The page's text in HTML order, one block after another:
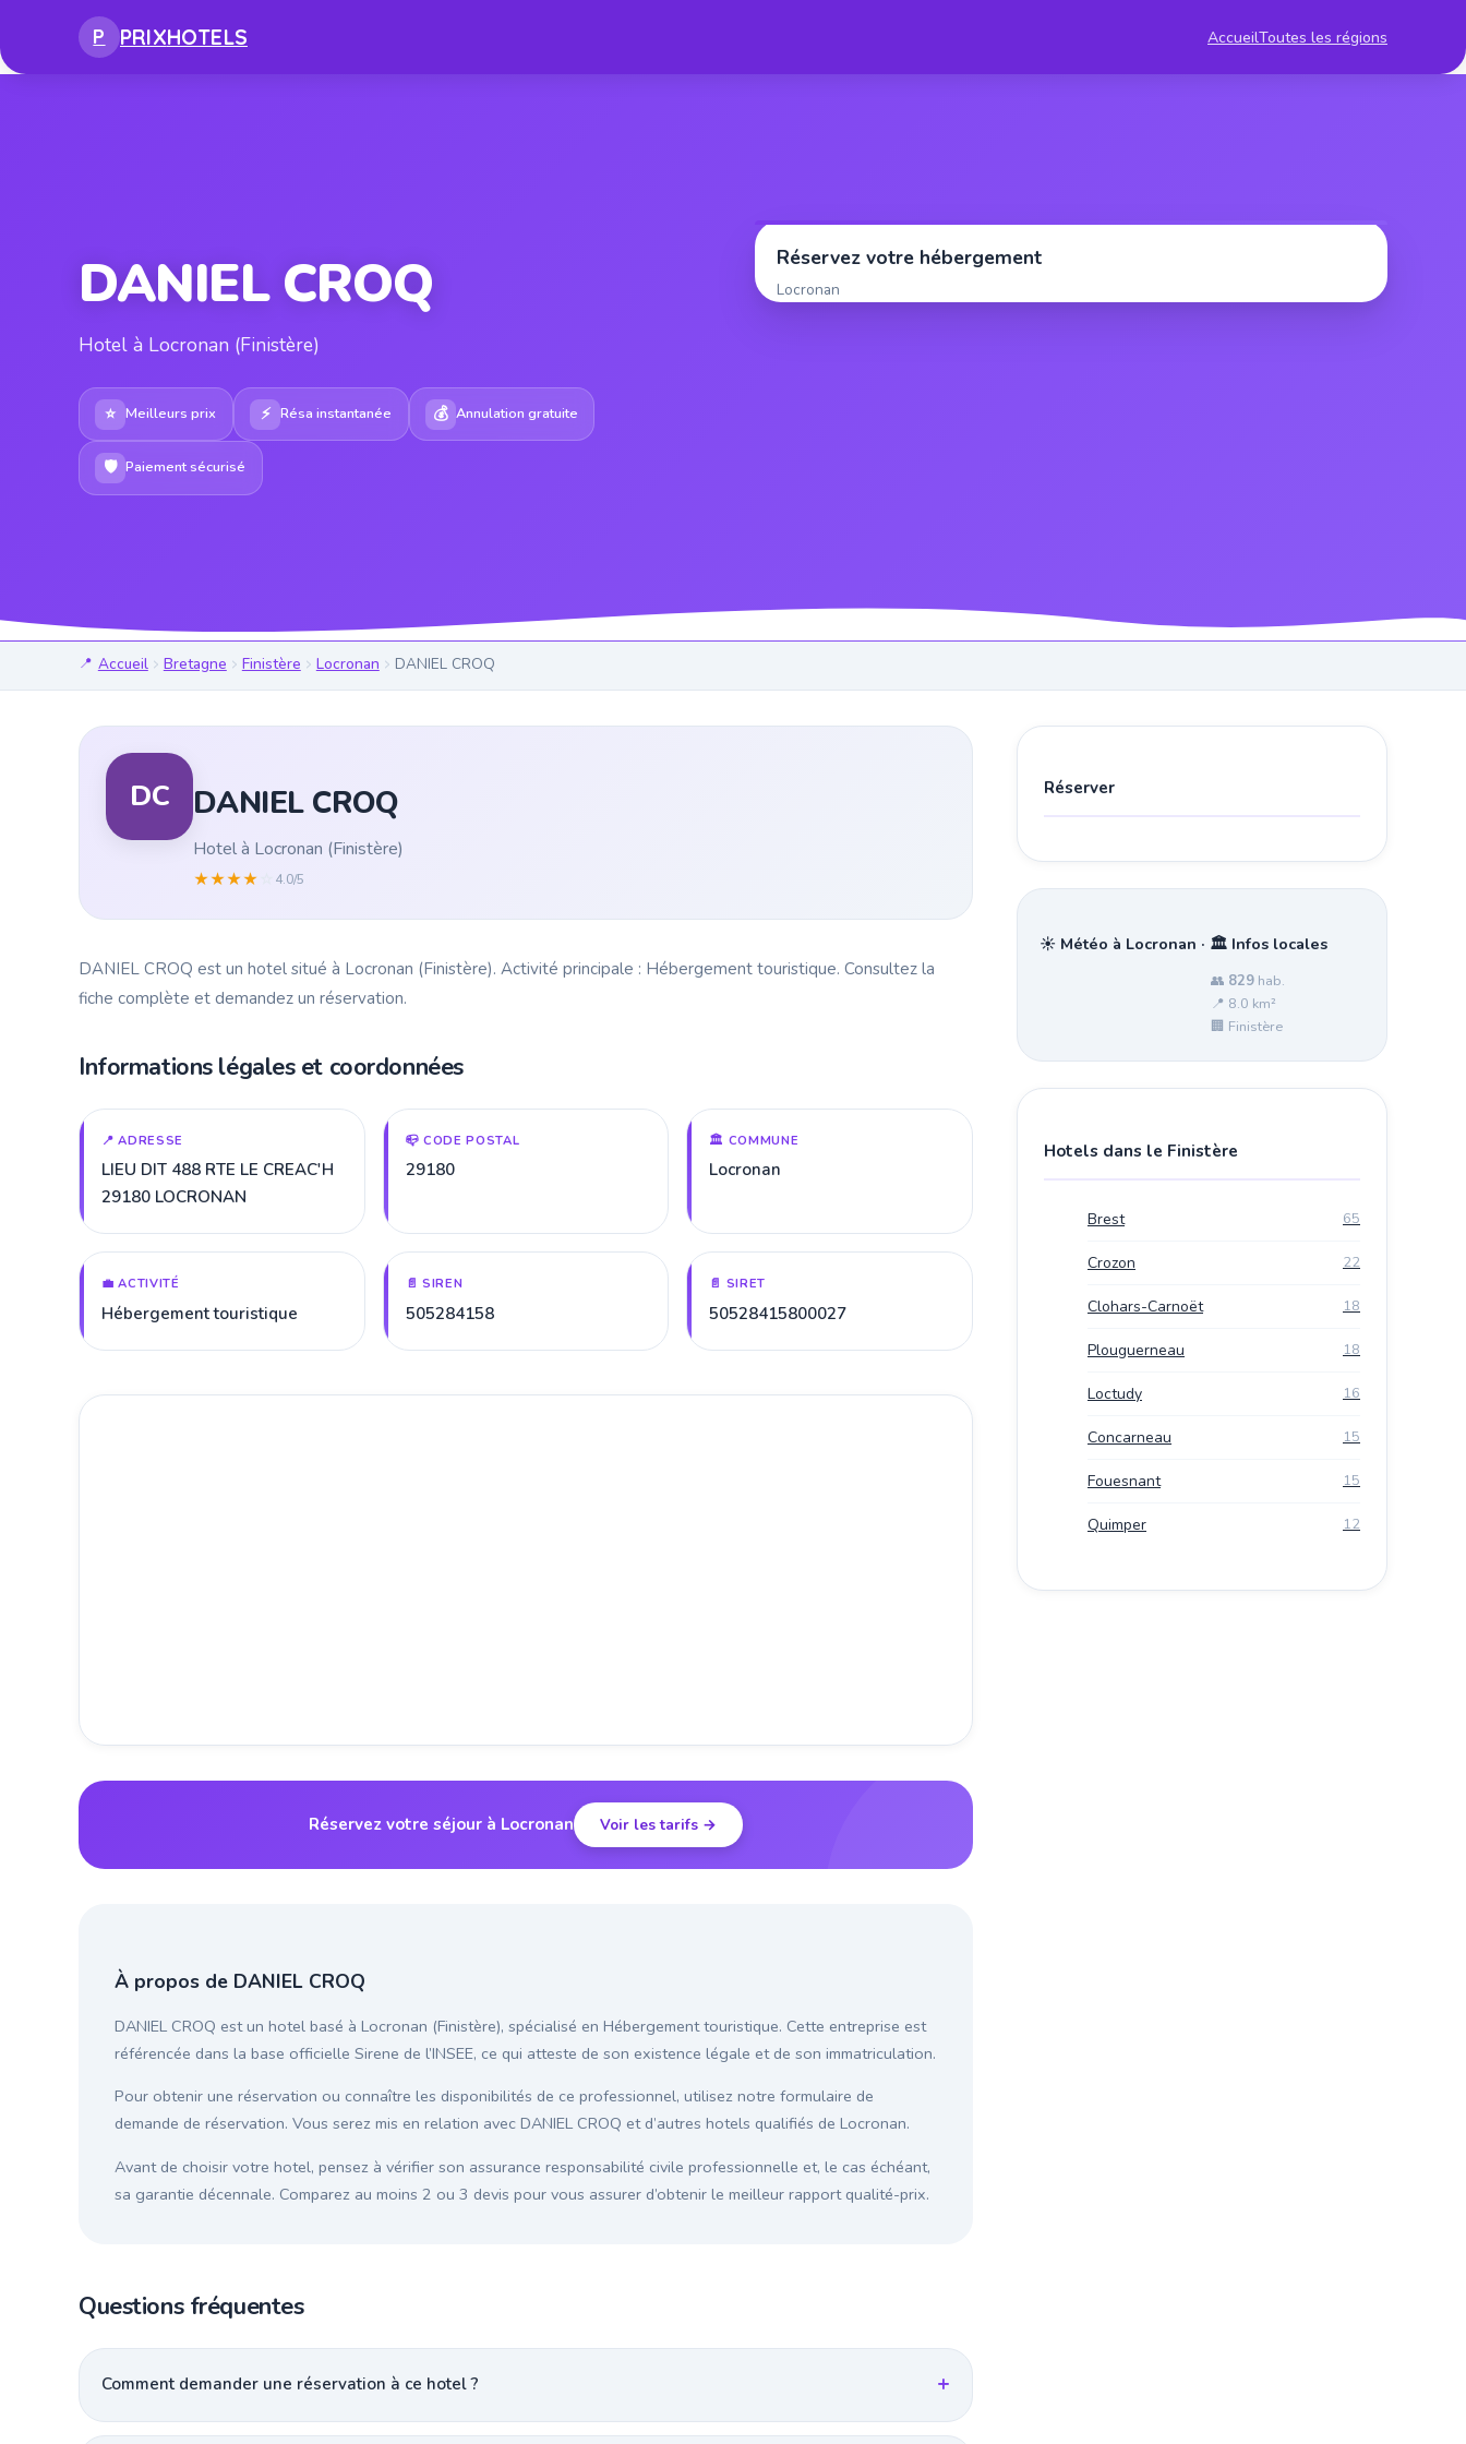
P PRIXHOTELS AccueilToutes les régions
DANIEL CROQ
Hotel à Locronan (Finistère)
⭐ Meilleurs prix ⚡ Résa instantanée 💰 Annulation gratuite
🛡 Paiement sécurisé
Réservez votre hébergement
Locronan
Accueil Bretagne Finistère Locronan DANIEL CROQ
DC DANIEL CROQ
Hotel à Locronan (Finistère)
★★★★ 4.0/5
DANIEL CROQ est un hotel situé à Locronan (Finistère). Activité principale : Hébergement touristique. Consultez la
fiche complète et demandez un réservation.
Informations légales et coordonnées
📍 ADRESSE
LIEU DIT 488 RTE LE CREAC'H
29180 LOCRONAN
📪 CODE POSTAL
29180
🏛️ COMMUNE
Locronan
💼 ACTIVITÉ
Hébergement touristique
📄 SIREN
505284158
📄 SIRET
50528415800027
Réservez votre séjour à Locronan Voir les tarifs →
À propos de DANIEL CROQ
DANIEL CROQ est un hotel basé à Locronan (Finistère), spécialisé en Hébergement touristique. Cette entreprise est
référencée dans la base officielle Sirene de l’INSEE, ce qui atteste de son existence légale et de son immatriculation.
Pour obtenir une réservation ou connaître les disponibilités de ce professionnel, utilisez notre formulaire de
demande de réservation. Vous serez mis en relation avec DANIEL CROQ et d’autres hotels qualifiés de Locronan.
Avant de choisir votre hotel, pensez à vérifier son assurance responsabilité civile professionnelle et, le cas échéant,
sa garantie décennale. Comparez au moins 2 ou 3 devis pour vous assurer d’obtenir le meilleur rapport qualité-prix.
Questions fréquentes
Comment demander une réservation à ce hotel ?
Réserver
☀️ Météo à Locronan · 🏛️ Infos locales
👥 829 hab.
📍 8.0 km²
🏢 Finistère
Hotels dans le Finistère
Brest 65
Crozon 22
Clohars-Carnoët 18
Plouguerneau 18
Loctudy 16
Concarneau 15
Fouesnant 15
Quimper 12